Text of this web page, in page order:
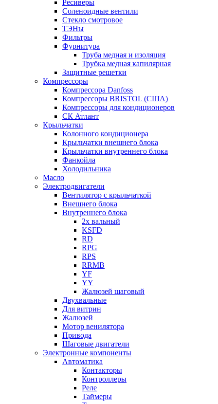
Ресиверы
Соленоидные вентили
Стекло смотровое
ТЭНы
Фильтры
Фурнитура
Труба медная и изоляция
Трубка медная капилярная
Защитные решетки
Компрессоры
Компрессора Danfoss
Компрессоры BRISTOL (США)
Компрессоры для кондиционеров
СК Атлант
Крыльчатки
Колонного кондиционера
Крыльчатки внешнего блока
Крыльчатки внутреннего блока
Фанкойла
Холодильника
Масло
Электродвигатели
Вентилятор с крыльчаткой
Внешнего блока
Внутреннего блока
2х вальный
KSFD
RD
RPG
RPS
RRMB
YF
YY
Жалюзей шаговый
Двухвальные
Для витрин
Жалюзей
Мотор венилятора
Привода
Шаговые двигатели
Электронные компоненты
Автоматика
Контакторы
Контроллеры
Реле
Таймеры